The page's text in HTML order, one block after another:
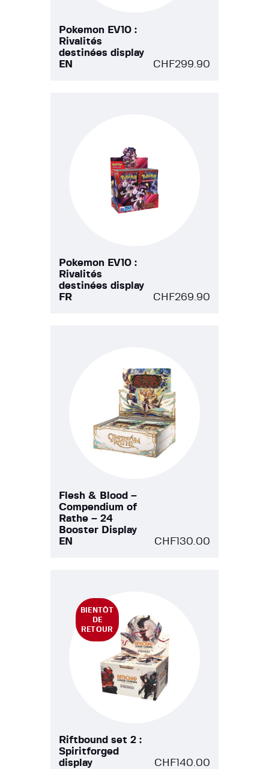
Pokemon EV10 :
Rivalités
destinées display
EN
CHF299.90
Pokemon EV10 :
Rivalités
destinées display
FR
CHF269.90
Flesh & Blood –
Compendium of
Rathe – 24
Booster Display
EN
CHF130.00
BIENTÔT
DE
RETOUR
Riftbound set 2 :
Spiritforged
display
CHF140.00